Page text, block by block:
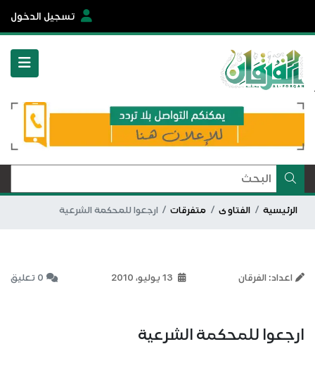
تسجيل الدخول
الرئيسية الفتاوى متفرقات ارجعوا للمحكمة الشرعية
اعداد: الفرقان 0 تعليق
ارجعوا للمحكمة الشرعية